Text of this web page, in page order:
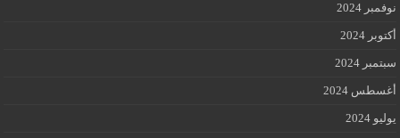
نوفمبر 2024
أكتوبر 2024
سبتمبر 2024
أغسطس 2024
يوليو 2024